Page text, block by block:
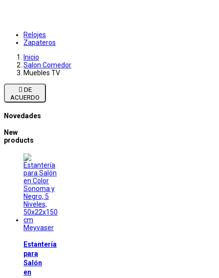
Relojes
Zapateros
Inicio
Salon Comedor
Muebles TV

ACUERDO
Novedades
New
products
Meyvaser
Estantería
para
Salón
en